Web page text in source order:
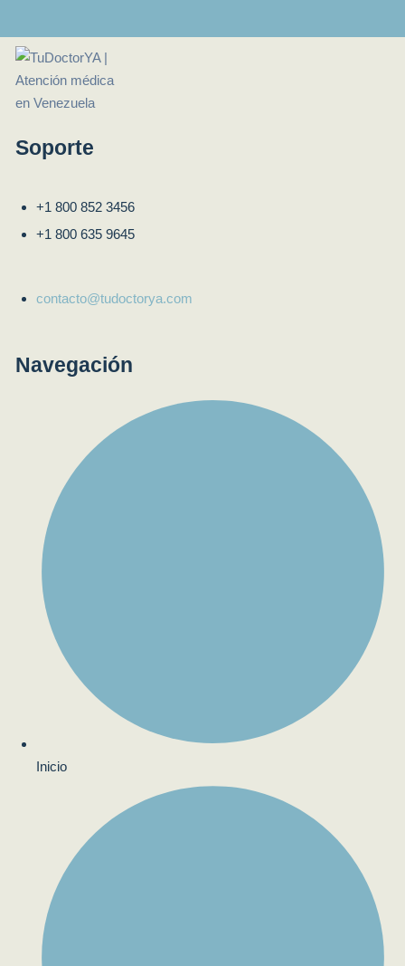
Soporte
+1 800 852 3456
+1 800 635 9645
contacto@tudoctorya.com
Navegación
Inicio